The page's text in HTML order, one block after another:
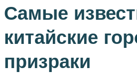
Самые
китайские
призраки